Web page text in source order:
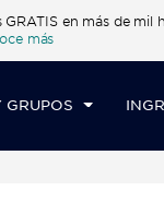
en más de mil
más
GRUPOS
1